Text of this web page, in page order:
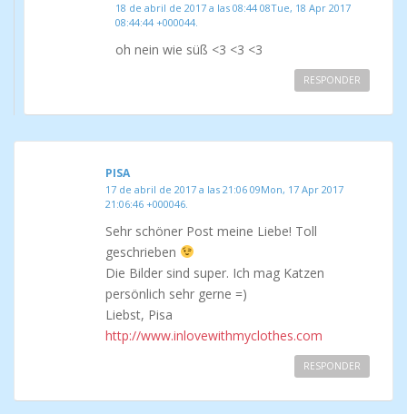
18 de abril de 2017 a las 08:44 08Tue, 18 Apr 2017
08:44:44 +000044.
oh nein wie süß <3 <3 <3
RESPONDER
PISA
17 de abril de 2017 a las 21:06 09Mon, 17 Apr 2017
21:06:46 +000046.
Sehr schöner Post meine Liebe! Toll
geschrieben
Die Bilder sind super. Ich mag Katzen
persönlich sehr gerne =)
Liebst, Pisa
http://www.inlovewithmyclothes.com
RESPONDER